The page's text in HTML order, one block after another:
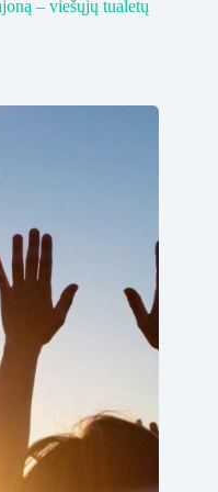
– viešųjų tualetų